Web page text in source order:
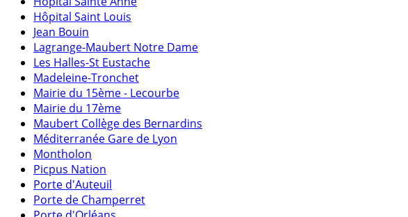
Hôpital Saint Louis
Jean Bouin
Lagrange-Maubert Notre Dame
Les Halles-St Eustache
Madeleine-Tronchet
Mairie du 15ème - Lecourbe
Mairie du 17ème
Maubert Collège des Bernardins
Méditerranée Gare de Lyon
Montholon
Picpus Nation
Porte d'Auteuil
Porte de Champerret